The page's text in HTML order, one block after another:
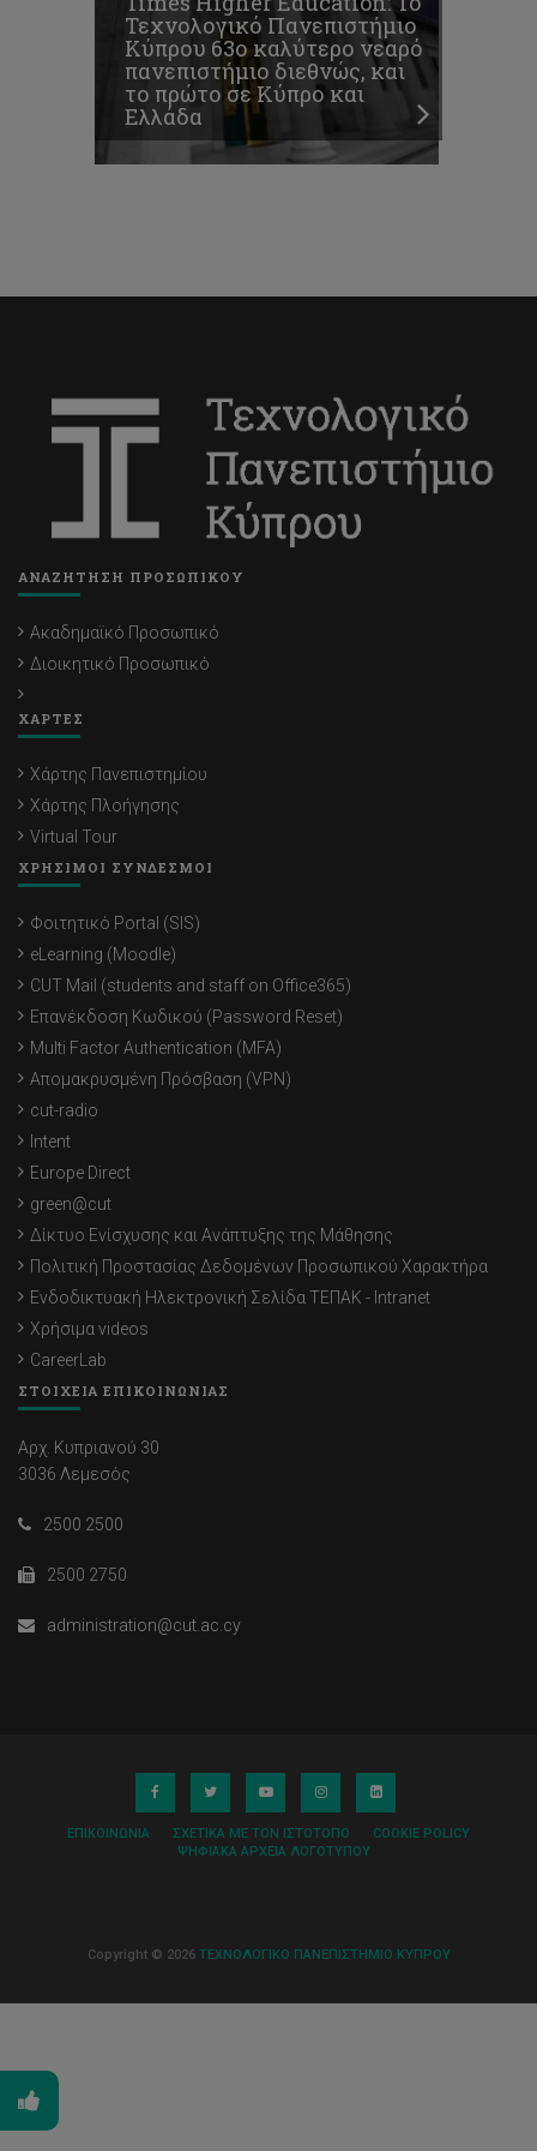
Τεχνολογικό Πανεπιστήμιο
Κύπρου 63ο καλύτερο νεαρό
πανεπιστήμιο διεθνώς, και
το πρώτο σε Κύπρο και
Ελλάδα
ΑΝΑΖΗΤΗΣΗ ΠΡΟΣΩΠΙΚΟΥ
Ακαδημαϊκό Προσωπικό
Διοικητικό Προσωπικό
ΧΑΡΤΕΣ
Χάρτης Πανεπιστημίου
Χάρτης Πλοήγησης
Virtual Tour
ΧΡΗΣΙΜΟΙ ΣΥΝΔΕΣΜΟΙ
Φοιτητικό Portal (SIS)
eLearning (Moodle)
CUT Mail (students and staff on Office365)
Επανέκδοση Κωδικού (Password Reset)
Multi Factor Authentication (MFA)
Απομακρυσμένη Πρόσβαση (VPN)
cut-radio
Intent
Europe Direct
green@cut
Δίκτυο Ενίσχυσης και Ανάπτυξης της Μάθησης
Πολιτική Προστασίας Δεδομένων Προσωπικού Χαρακτήρα
Ενδοδικτυακή Ηλεκτρονική Σελίδα ΤΕΠΑΚ - Intranet
Χρήσιμα videos
CareerLab
ΣΤΟΙΧΕΙΑ ΕΠΙΚΟΙΝΩΝΙΑΣ
Αρχ. Κυπριανού 30
3036 Λεμεσός
2500 2500
2500 2750
administration@cut.ac.cy
ΕΠΙΚΟΙΝΩΝΊΑ ΣΧΕΤΙΚΆ ΜΕ ΤΟΝ ΙΣΤΌΤΟΠΟ
COOKIE POLICY
ΨΗΦΙΑΚΆ ΑΡΧΕΊΑ ΛΟΓΌΤΥΠΟΥ
Copyright © 2026 ΤΕΧΝΟΛΟΓΙΚΟ ΠΑΝΕΠΙΣΤΗΜΙΟ ΚΥΠΡΟΥ